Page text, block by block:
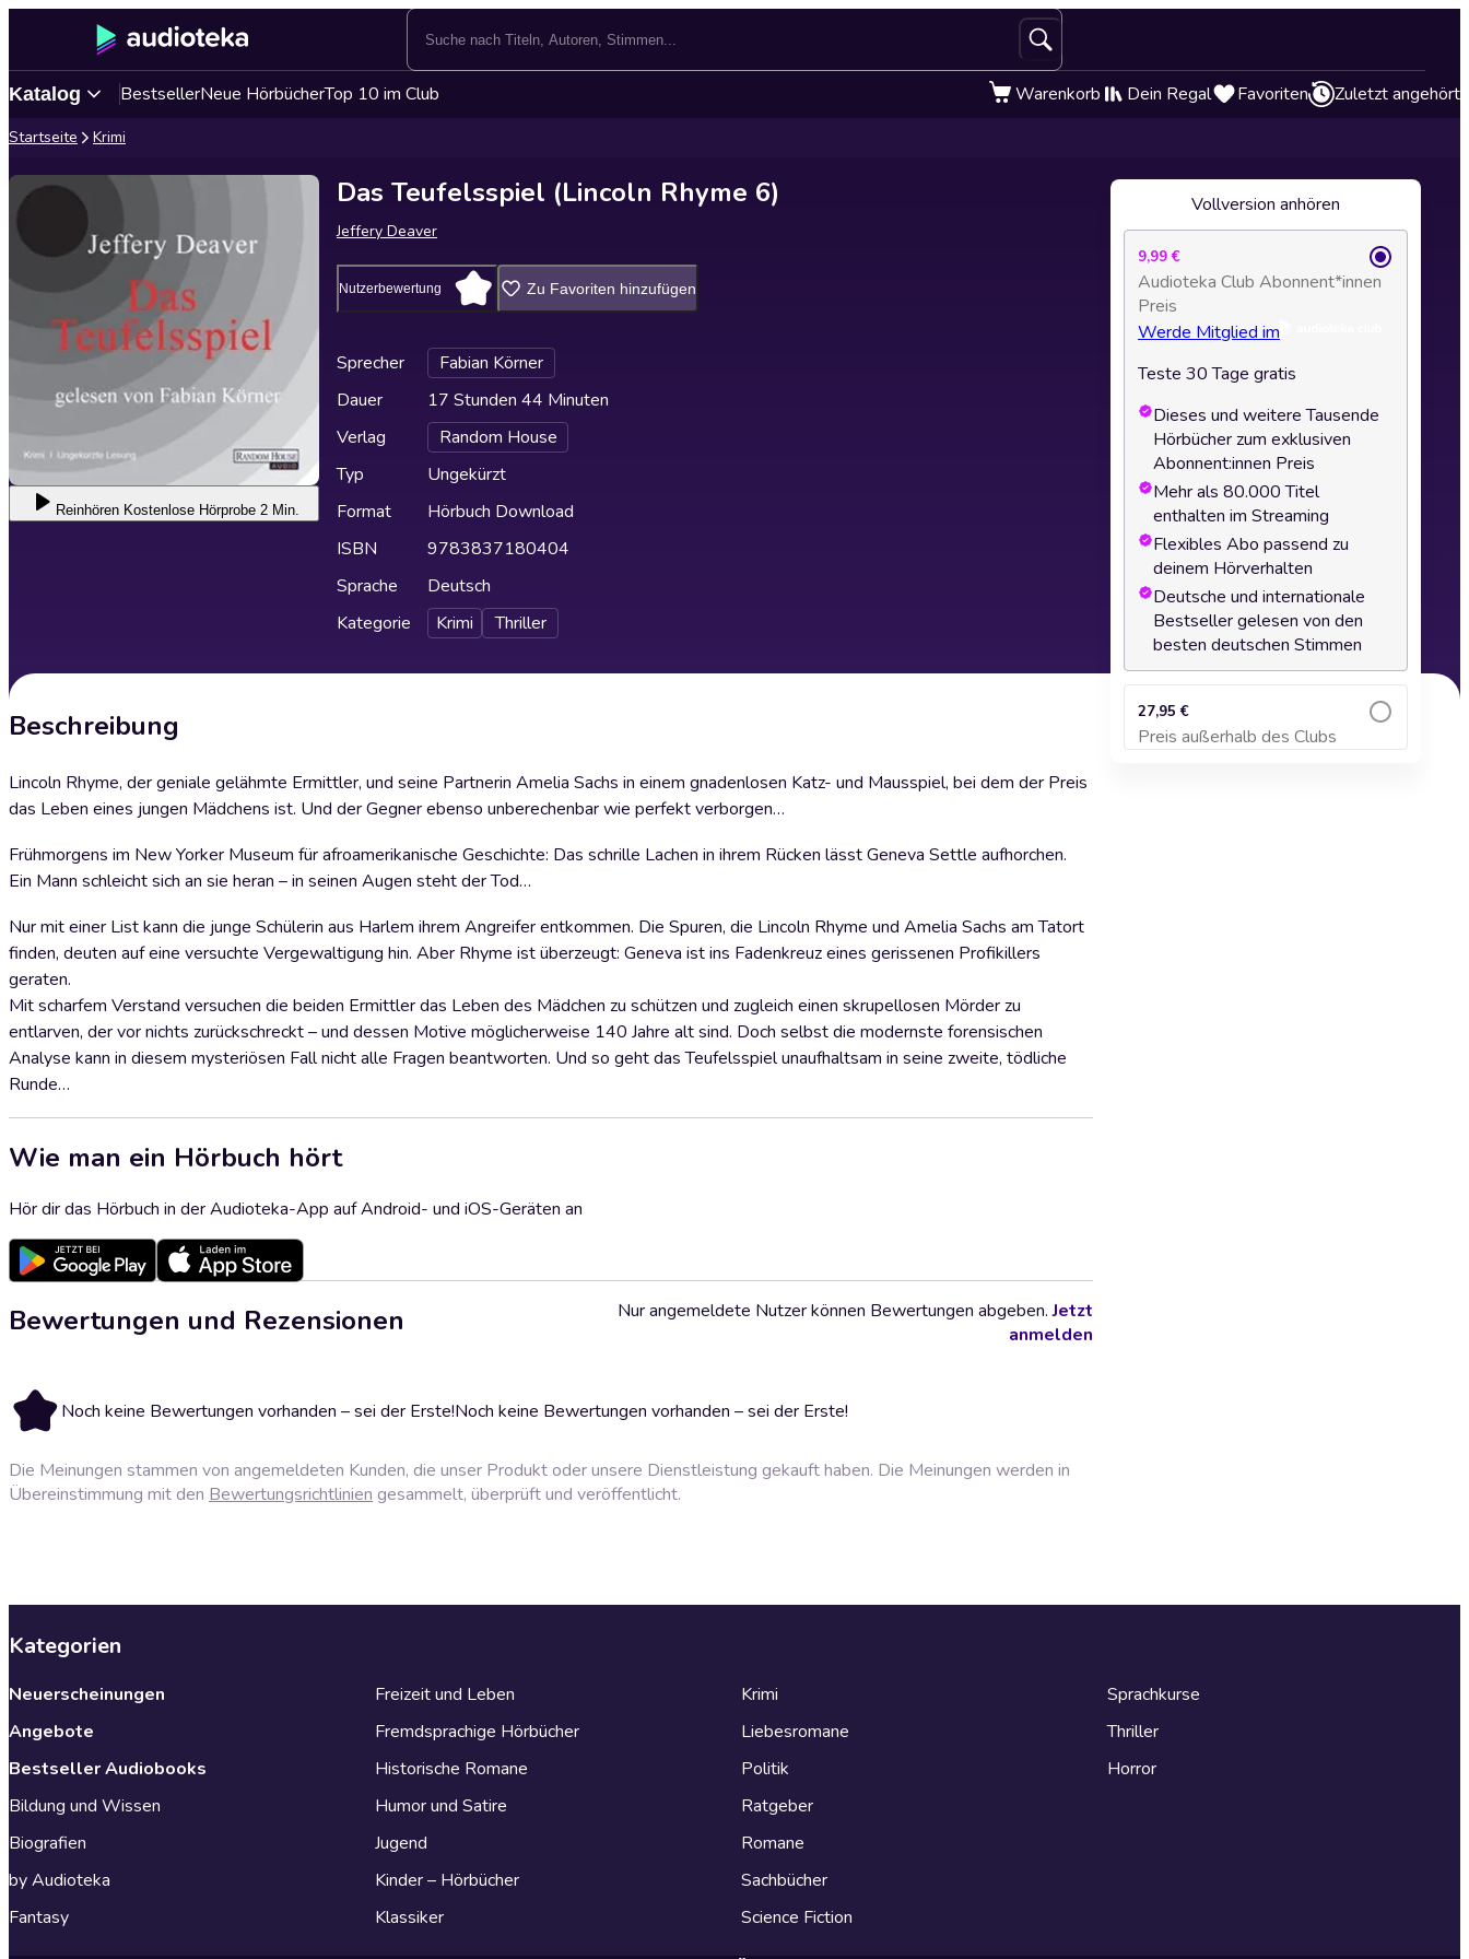
Katalog BestsellerNeue HörbücherTop 10 im Club Warenkorb Dein Regal Favoriten Zuletzt angehört
Startseite Krimi
Reinhören Kostenlose Hörprobe 2 Min.
Das Teufelsspiel (Lincoln Rhyme 6)
Jeffery Deaver
Nutzerbewertung Zu Favoriten hinzufügen
Sprecher
Fabian Körner
Dauer
17 Stunden 44 Minuten
Verlag
Random House
Typ
Ungekürzt
Format
Hörbuch Download
ISBN
9783837180404
Sprache
Deutsch
Kategorie
Krimi Thriller
Beschreibung
Lincoln Rhyme, der geniale gelähmte Ermittler, und seine Partnerin Amelia Sachs in einem gnadenlosen Katz- und Mausspiel, bei dem der Preis
das Leben eines jungen Mädchens ist. Und der Gegner ebenso unberechenbar wie perfekt verborgen…
Frühmorgens im New Yorker Museum für afroamerikanische Geschichte: Das schrille Lachen in ihrem Rücken lässt Geneva Settle aufhorchen.
Ein Mann schleicht sich an sie heran – in seinen Augen steht der Tod…
Nur mit einer List kann die junge Schülerin aus Harlem ihrem Angreifer entkommen. Die Spuren, die Lincoln Rhyme und Amelia Sachs am Tatort
finden, deuten auf eine versuchte Vergewaltigung hin. Aber Rhyme ist überzeugt: Geneva ist ins Fadenkreuz eines gerissenen Profikillers
geraten.
Mit scharfem Verstand versuchen die beiden Ermittler das Leben des Mädchen zu schützen und zugleich einen skrupellosen Mörder zu
entlarven, der vor nichts zurückschreckt – und dessen Motive möglicherweise 140 Jahre alt sind. Doch selbst die modernste forensischen
Analyse kann in diesem mysteriösen Fall nicht alle Fragen beantworten. Und so geht das Teufelsspiel unaufhaltsam in seine zweite, tödliche
Runde…
Wie man ein Hörbuch hört
Hör dir das Hörbuch in der Audioteka-App auf Android- und iOS-Geräten an
Bewertungen und Rezensionen
Noch keine Bewertungen vorhanden – sei der Erste!Noch keine Bewertungen vorhanden – sei der Erste!
Nur angemeldete Nutzer können Bewertungen abgeben.Jetzt
anmelden
Die Meinungen stammen von angemeldeten Kunden, die unser Produkt oder unsere Dienstleistung gekauft haben. Die Meinungen werden in
Übereinstimmung mit den Bewertungsrichtlinien gesammelt, überprüft und veröffentlicht.
Vollversion anhören
9,99 €
Audioteka Club Abonnent*innen
Preis
Werde Mitglied im
Teste 30 Tage gratis
Dieses und weitere Tausende
Hörbücher zum exklusiven
Abonnent:innen Preis
Mehr als 80.000 Titel
enthalten im Streaming
Flexibles Abo passend zu
deinem Hörverhalten
Deutsche und internationale
Bestseller gelesen von den
besten deutschen Stimmen
27,95 €
Preis außerhalb des Clubs
Zum Warenkorb hinzufügen
Kategorien
Neuerscheinungen
Angebote
Bestseller Audiobooks
Bildung und Wissen
Biografien
by Audioteka
Fantasy
Freizeit und Leben
Fremdsprachige Hörbücher
Historische Romane
Humor und Satire
Jugend
Kinder – Hörbücher
Klassiker
Krimi
Liebesromane
Politik
Ratgeber
Romane
Sachbücher
Science Fiction
Sprachkurse
Thriller
Horror